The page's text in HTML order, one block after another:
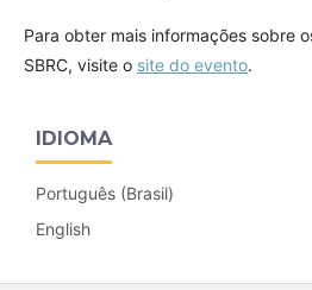
Para obter mais informações sobre
SBRC, visite o site do evento.
IDIOMA
Português (Brasil)
English